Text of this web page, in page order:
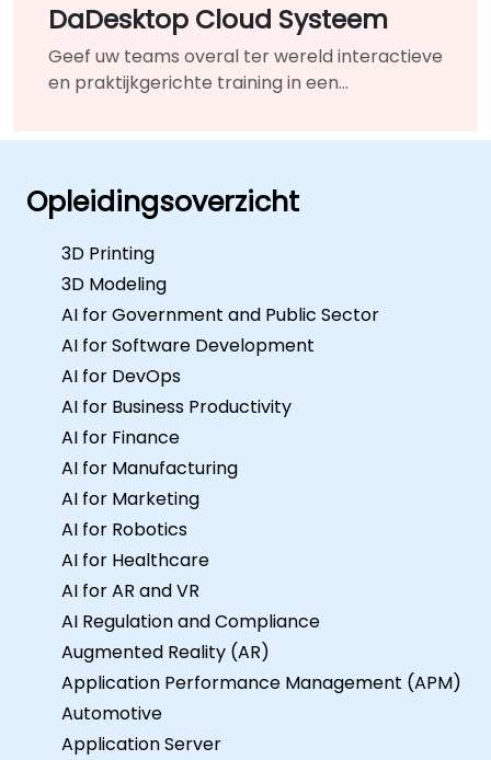
DaDesktop Cloud Systeem
Geef uw teams overal ter wereld interactieve
en praktijkgerichte training in een
Opleidingsoverzicht
3D Printing
3D Modeling
AI for Government and Public Sector
AI for Software Development
AI for DevOps
AI for Business Productivity
AI for Finance
AI for Manufacturing
AI for Marketing
AI for Robotics
AI for Healthcare
AI for AR and VR
AI Regulation and Compliance
Augmented Reality (AR)
Application Performance Management (APM)
Automotive
Application Server